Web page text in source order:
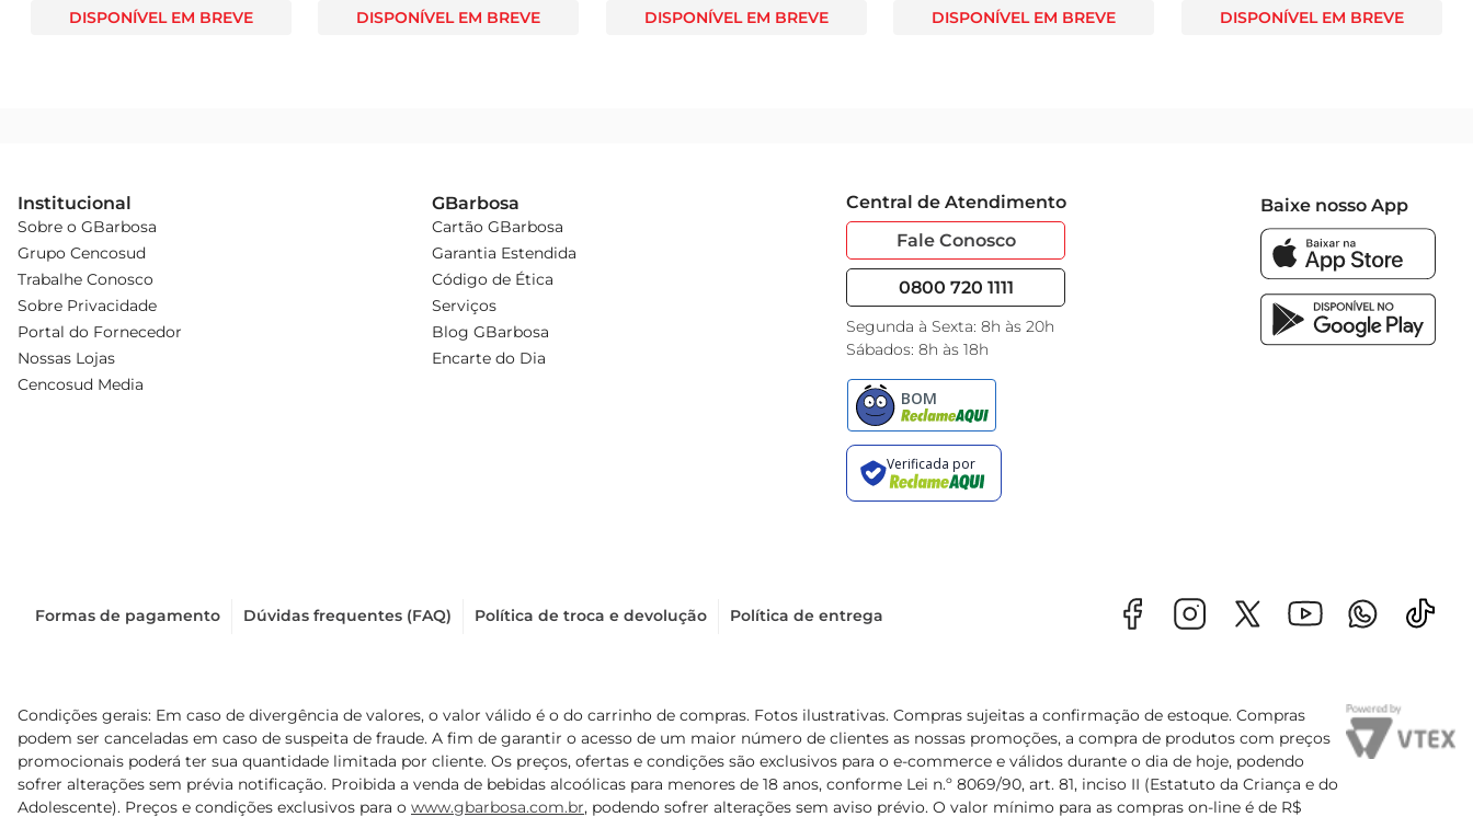
DISPONÍVEL EM BREVE DISPONÍVEL EM BREVE DISPONÍVEL EM BREVE DISPONÍVEL EM BREVE DISPONÍVEL EM BREVE
Institucional
Sobre o GBarbosa
Grupo Cencosud
Trabalhe Conosco
Sobre Privacidade
Portal do Fornecedor
Nossas Lojas
Cencosud Media
GBarbosa
Cartão GBarbosa
Garantia Estendida
Código de Ética
Serviços
Blog GBarbosa
Encarte do Dia
Central de Atendimento
Fale Conosco
0800 720 1111
Segunda à Sexta: 8h às 20h
Sábados: 8h às 18h
Baixe nosso App
Formas de pagamento Dúvidas frequentes (FAQ) Política de troca e devolução Política de entrega
Condições gerais: Em caso de divergência de valores, o valor válido é o do carrinho de compras. Fotos ilustrativas. Compras sujeitas a confirmação de estoque. Compras
podem ser canceladas em caso de suspeita de fraude. A fim de garantir o acesso de um maior número de clientes as nossas promoções, a compra de produtos com preços
promocionais poderá ter sua quantidade limitada por cliente. Os preços, ofertas e condições são exclusivos para o e-commerce e válidos durante o dia de hoje, podendo
sofrer alterações sem prévia notificação. Proibida a venda de bebidas alcoólicas para menores de 18 anos, conforme Lei n.º 8069/90, art. 81, inciso II (Estatuto da Criança e do
Adolescente). Preços e condições exclusivos para o www.gbarbosa.com.br, podendo sofrer alterações sem aviso prévio. O valor mínimo para as compras on-line é de R$